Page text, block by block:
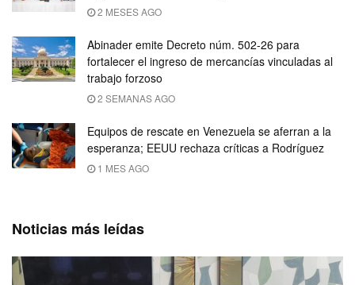
2 MESES AGO
Abinader emite Decreto núm. 502-26 para
fortalecer el ingreso de mercancías vinculadas al
trabajo forzoso
2 SEMANAS AGO
Equipos de rescate en Venezuela se aferran a la
esperanza; EEUU rechaza críticas a Rodríguez
1 MES AGO
Noticias más leídas